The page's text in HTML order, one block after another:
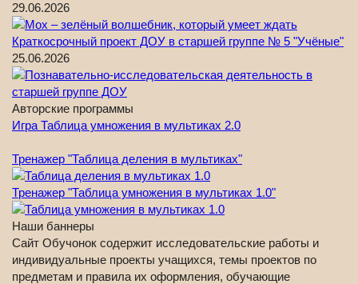
29.06.2026
Краткосрочный проект ДОУ в старшей группе № 5 "Учёные"
25.06.2026
Авторские программы
Игра Таблица умножения в мультиках 2.0
Тренажер "Таблица деления в мультиках"
Тренажер "Таблица умножения в мультиках 1.0"
Наши баннеры
Сайт Обучонок содержит исследовательские работы и
индивидуальные проекты учащихся, темы проектов по
предметам и правила их оформления, обучающие